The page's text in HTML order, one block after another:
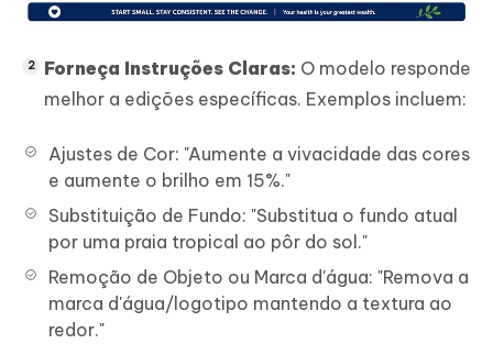
Forneça Instruções Claras: O modelo responde
melhor a edições específicas. Exemplos incluem:
Ajustes de Cor: "Aumente a vivacidade das cores
e aumente o brilho em 15%."
Substituição de Fundo: "Substitua o fundo atual
por uma praia tropical ao pôr do sol."
Remoção de Objeto ou Marca d'água: "Remova a
marca d'água/logotipo mantendo a textura ao
redor."